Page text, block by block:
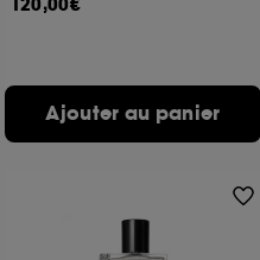
120,00€
Ajouter au panier